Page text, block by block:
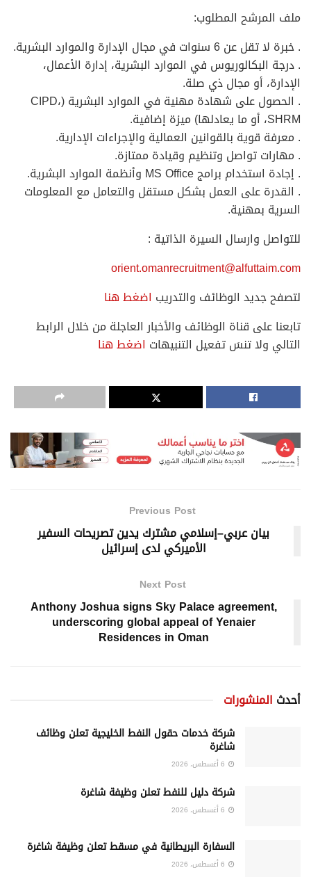
ملف المرشح المطلوب:
. خبرة لا تقل عن 6 سنوات في مجال الإدارة والموارد البشرية.
. درجة البكالوريوس في الموارد البشرية، إدارة الأعمال،
الإدارة، أو مجال ذي صلة.
. الحصول على شهادة مهنية في الموارد البشرية (CIPD،
SHRM، أو ما يعادلها) ميزة إضافية.
. معرفة قوية بالقوانين العمالية والإجراءات الإدارية.
. مهارات تواصل وتنظيم وقيادة ممتازة.
. إجادة استخدام برامج MS Office وأنظمة الموارد البشرية.
. القدرة على العمل بشكل مستقل والتعامل مع المعلومات
السرية بمهنية.
للتواصل وارسال السيرة الذاتية :
orient.omanrecruitment@alfuttaim.com
لتصفح جديد الوظائف والتدريب اضغط هنا
تابعنا على قناة الوظائف والأخبار العاجلة من خلال الرابط
التالي ولا تنسَ تفعيل التنبيهات اضغط هنا
Previous Post
بيان عربي–إسلامي مشترك يدين تصريحات السفير
الأميركي لدى إسرائيل
Next Post
Anthony Joshua signs Sky Palace agreement,
underscoring global appeal of Yenaier
Residences in Oman
أحدث المنشورات
شركة خدمات حقول النفط الخليجية تعلن وظائف
شاغرة
شركة دليل للنفط تعلن وظيفة شاغرة
السفارة البريطانية في مسقط تعلن وظيفة شاغرة